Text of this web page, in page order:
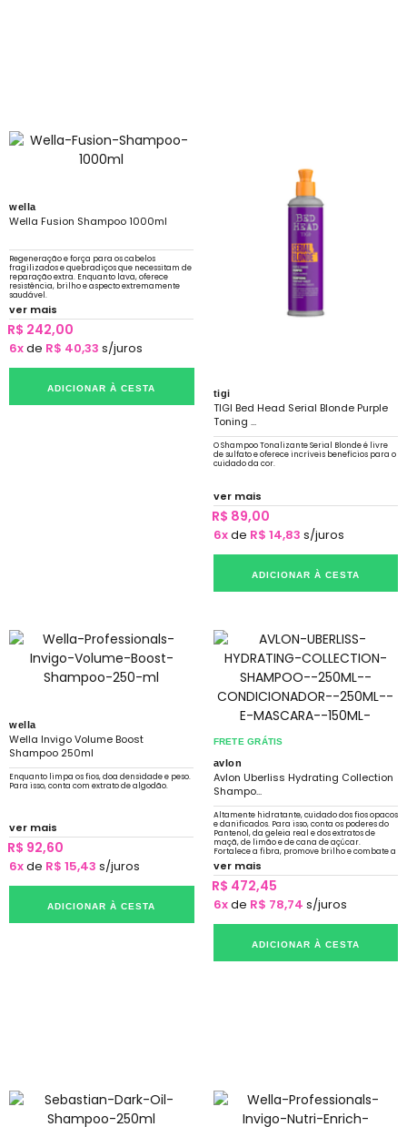
wella
Wella Fusion Shampoo 1000ml
Regeneração e força para os cabelos
fragilizados e quebradiços que necessitam de
reparação extra. Enquanto lava, oferece
resistência, brilho e aspecto extremamente
saudável.
ver mais
R$ 242,00
6xde R$ 40,33 s/juros
ADICIONAR À CESTA tigi
TIGI Bed Head Serial Blonde Purple
Toning ...
O Shampoo Tonalizante Serial Blonde é livre
de sulfato e oferece incríveis benefícios para o
cuidado da cor.
ver mais
R$ 89,00
6xde R$ 14,83 s/juros
ADICIONAR À CESTA
wella
Wella Invigo Volume Boost
Shampoo 250ml
Enquanto limpa os fios, doa densidade e peso.
Para isso, conta com extrato de algodão.
ver mais
R$ 92,60
6xde R$ 15,43 s/juros
ADICIONAR À CESTA
FRETE GRÁTIS
avlon
Avlon Uberliss Hydrating Collection
Shampo...
Altamente hidratante, cuidado dos fios opacos
e danificados. Para isso, conta os poderes do
Pantenol, da geleia real e dos extratos de
maçã, de limão e de cana de açúcar.
Fortalece a fibra, promove brilho e combate a
formação das temidas pontas duplas.
ver mais
R$ 472,45
6xde R$ 78,74 s/juros
ADICIONAR À CESTA